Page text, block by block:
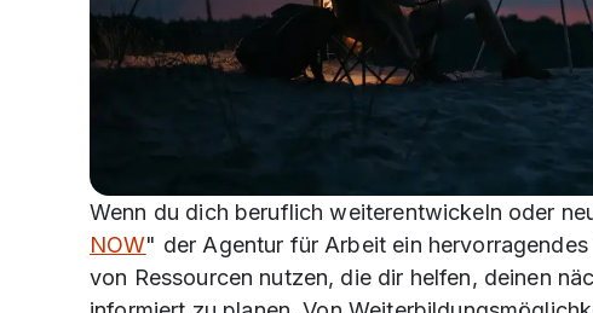
Wenn du dich beruflich weiterentwickeln oder
NOW" der Agentur für Arbeit ein
von Ressourcen nutzen, die dir helfen, deinen